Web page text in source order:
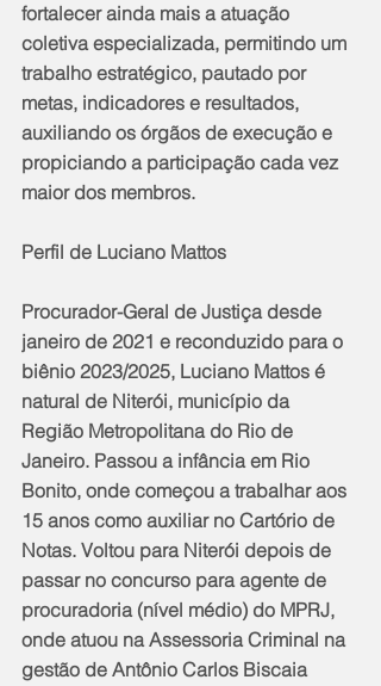
fortalecer ainda mais a atuação
coletiva especializada, permitindo um
trabalho estratégico, pautado por
metas, indicadores e resultados,
auxiliando os órgãos de execução e
propiciando a participação cada vez
maior dos membros.
Perfil de Luciano Mattos
Procurador-Geral de Justiça desde
janeiro de 2021 e reconduzido para o
biênio 2023/2025, Luciano Mattos é
natural de Niterói, município da
Região Metropolitana do Rio de
Janeiro. Passou a infância em Rio
Bonito, onde começou a trabalhar aos
15 anos como auxiliar no Cartório de
Notas. Voltou para Niterói depois de
passar no concurso para agente de
procuradoria (nível médio) do MPRJ,
onde atuou na Assessoria Criminal na
gestão de Antônio Carlos Biscaia